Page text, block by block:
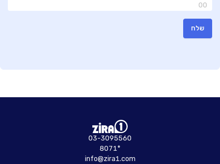
00
שלח
03-3095560
8071*
info@zira1.com